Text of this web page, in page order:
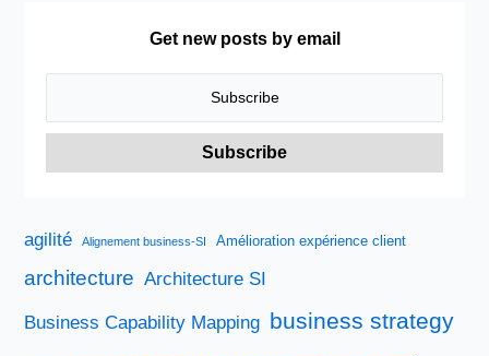
délicat
cette
troublée,
si
Get new posts by email
agilité Alignement business-SI Amélioration expérience client
architecture Architecture SI
Business Capability Mapping business strategy